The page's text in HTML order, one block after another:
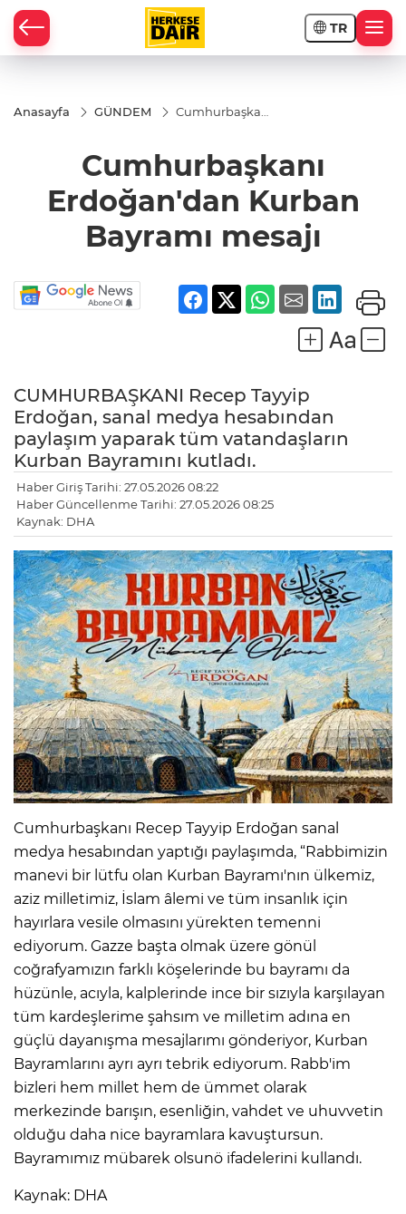
TR
Anasayfa GÜNDEM
Cumhurbaşkanı
Bayramı mesajı
Cumhurbaşkanı
Erdoğan'dan Kurban
Bayramı mesajı
CUMHURBAŞKANI Recep Tayyip
Erdoğan, sanal medya hesabından
paylaşım yaparak tüm vatandaşların
Kurban Bayramını kutladı.
Haber Giriş Tarihi: 27.05.2026 08:22
Haber Güncellenme Tarihi: 27.05.2026 08:25
Kaynak: DHA
Cumhurbaşkanı Recep Tayyip Erdoğan sanal
medya hesabından yaptığı paylaşımda, “Rabbimizin
manevi bir lütfu olan Kurban Bayramı'nın ülkemiz,
aziz milletimiz, İslam âlemi ve tüm insanlık için
hayırlara vesile olmasını yürekten temenni
ediyorum. Gazze başta olmak üzere gönül
coğrafyamızın farklı köşelerinde bu bayramı da
hüzünle, acıyla, kalplerinde ince bir sızıyla karşılayan
tüm kardeşlerime şahsım ve milletim adına en
güçlü dayanışma mesajlarımı gönderiyor, Kurban
Bayramlarını ayrı ayrı tebrik ediyorum. Rabb'im
bizleri hem millet hem de ümmet olarak
merkezinde barışın, esenliğin, vahdet ve uhuvvetin
olduğu daha nice bayramlara kavuştursun.
Bayramımız mübarek olsunö ifadelerini kullandı.
Kaynak: DHA